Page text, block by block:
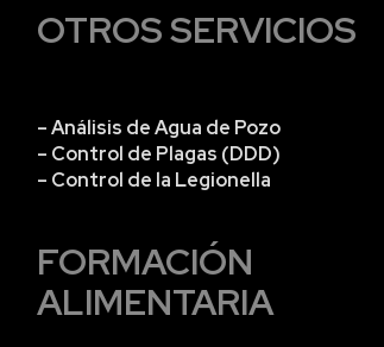
OTROS SERVICIOS
– Análisis de Agua de Pozo
– Control de Plagas (DDD)
– Control de la Legionella
FORMACIÓN
ALIMENTARIA